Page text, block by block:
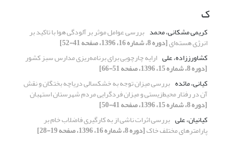
ک
کریمی مشکانی، محمد بررسی عوامل موثر بر آلودگی هوا با تاکید بر
انرژی هسته‌ای[دوره 8، شماره 16، 1396، صفحه 41-52]
کشاورززاده، علی ارایه چارچوبی برای برنامه‌ریزی مدارس سبز کشور
[دوره 8، شماره 15، 1396، صفحه 51-66]
کیانی، مائده بررسی میزان توجه به خشکسالی دریاچه بختگان و نقش
آن در رفتار محیط‌زیستی و میزان فردگرایی مردم شهرستان استهبان
[دوره 8، شماره 15، 1396، صفحه 41-50]
کیانیان، علی بررسی اثرات ناشی از به کارگیری فاضلاب خام بر
پارامترهای مختلف خاک[دوره 8، شماره 16، 1396، صفحه 19-28]